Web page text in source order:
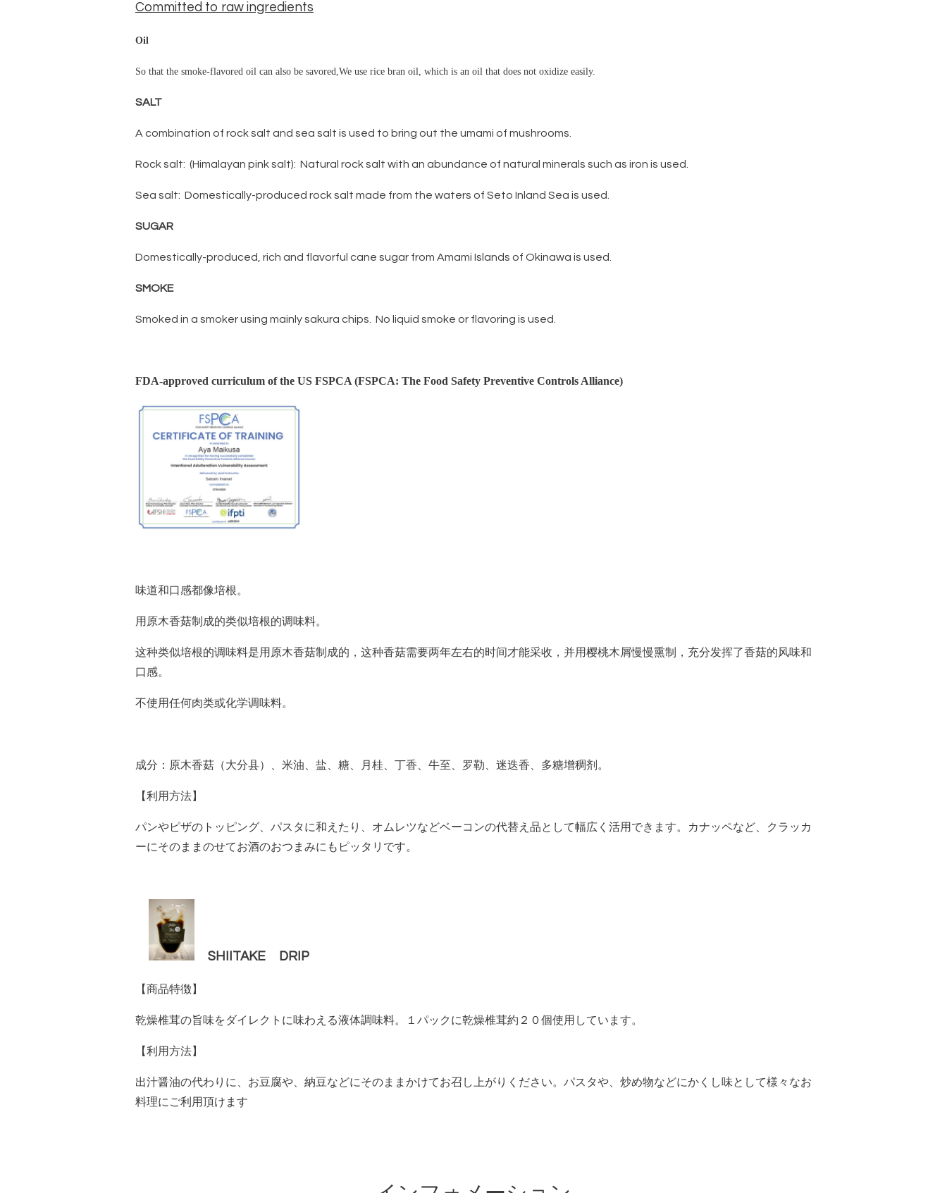
Committed to raw ingredients
Oil
So that the smoke-flavored oil can also be savored,We use rice bran oil, which is an oil that does not oxidize easily.
SALT
A combination of rock salt and sea salt is used to bring out the umami of mushrooms.
Rock salt: (Himalayan pink salt): Natural rock salt with an abundance of natural minerals such as iron is used.
Sea salt: Domestically-produced rock salt made from the waters of Seto Inland Sea is used.
SUGAR
Domestically-produced, rich and flavorful cane sugar from Amami Islands of Okinawa is used.
SMOKE
Smoked in a smoker using mainly sakura chips. No liquid smoke or flavoring is used.
FDA-approved curriculum of the US FSPCA (FSPCA: The Food Safety Preventive Controls Alliance)
味道和口感都像培根。
用原木香菇制成的类似培根的调味料。
这种类似培根的调味料是用原木香菇制成的，这种香菇需要两年左右的时间才能采收，并用樱桃木屑慢慢熏制，充分发挥了香菇的风味和
口感。
不使用任何肉类或化学调味料。
成分：原木香菇（大分县）、米油、盐、糖、月桂、丁香、牛至、罗勒、迷迭香、多糖增稠剂。
【利用方法】
パンやピザのトッピング、パスタに和えたり、オムレツなどベーコンの代替え品として幅広く活用できます。カナッペなど、クラッカ
ーにそのままのせてお酒のおつまみにもピッタリです。
SHIITAKE DRIP
【商品特徴】
乾燥椎茸の旨味をダイレクトに味わえる液体調味料。１パックに乾燥椎茸約２０個使用しています。
【利用方法】
出汁醤油の代わりに、お豆腐や、納豆などにそのままかけてお召し上がりください。パスタや、炒め物などにかくし味として様々なお
料理にご利用頂けます